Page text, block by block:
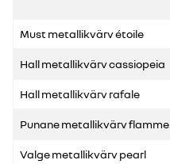
Must metallikvärv étoile
Hall metallikvärv cassiopeia
Hall metallikvärv rafale
Punane metallikvärv flamme
Valge metallikvärv pearl